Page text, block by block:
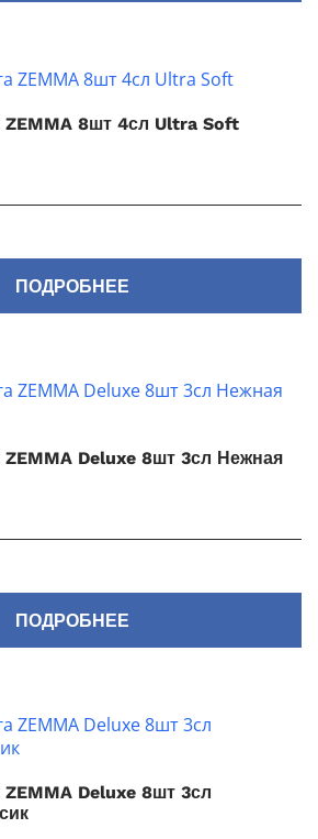
ZEMMA 8шт 4сл Ultra Soft
ПОДРОБНЕЕ
ZEMMA Deluxe 8шт 3сл Нежная
ПОДРОБНЕЕ
ZEMMA Deluxe 8шт 3сл